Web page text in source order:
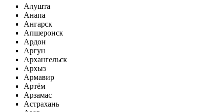
Алушта
Анапа
Ангарск
Апшеронск
Ардон
Аргун
Архангельск
Архыз
Армавир
Артём
Арзамас
Астрахань